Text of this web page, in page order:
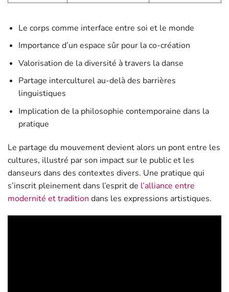
Le corps comme interface entre soi et le monde
Importance d’un espace sûr pour la co-création
Valorisation de la diversité à travers la danse
Partage interculturel au-delà des barrières
linguistiques
Implication de la philosophie contemporaine dans la
pratique
Le partage du mouvement devient alors un pont entre les
cultures, illustré par son impact sur le public et les
danseurs dans des contextes divers. Une pratique qui
s’inscrit pleinement dans l’esprit de l’alliance entre
modernité et tradition dans les expressions artistiques.